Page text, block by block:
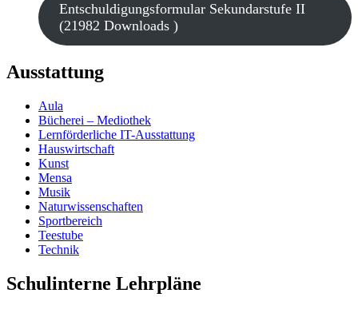
Entschuldigungsformular Sekundarstufe II
(21982 Downloads )
Ausstattung
Aula
Bücherei – Mediothek
Lernförderliche IT-Ausstattung
Hauswirtschaft
Kunst
Mensa
Musik
Naturwissenschaften
Sportbereich
Teestube
Technik
Schulinterne Lehrpläne